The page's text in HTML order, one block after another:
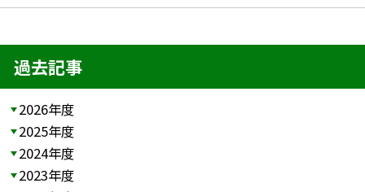
過去記事
2026年度
2025年度
2024年度
2023年度